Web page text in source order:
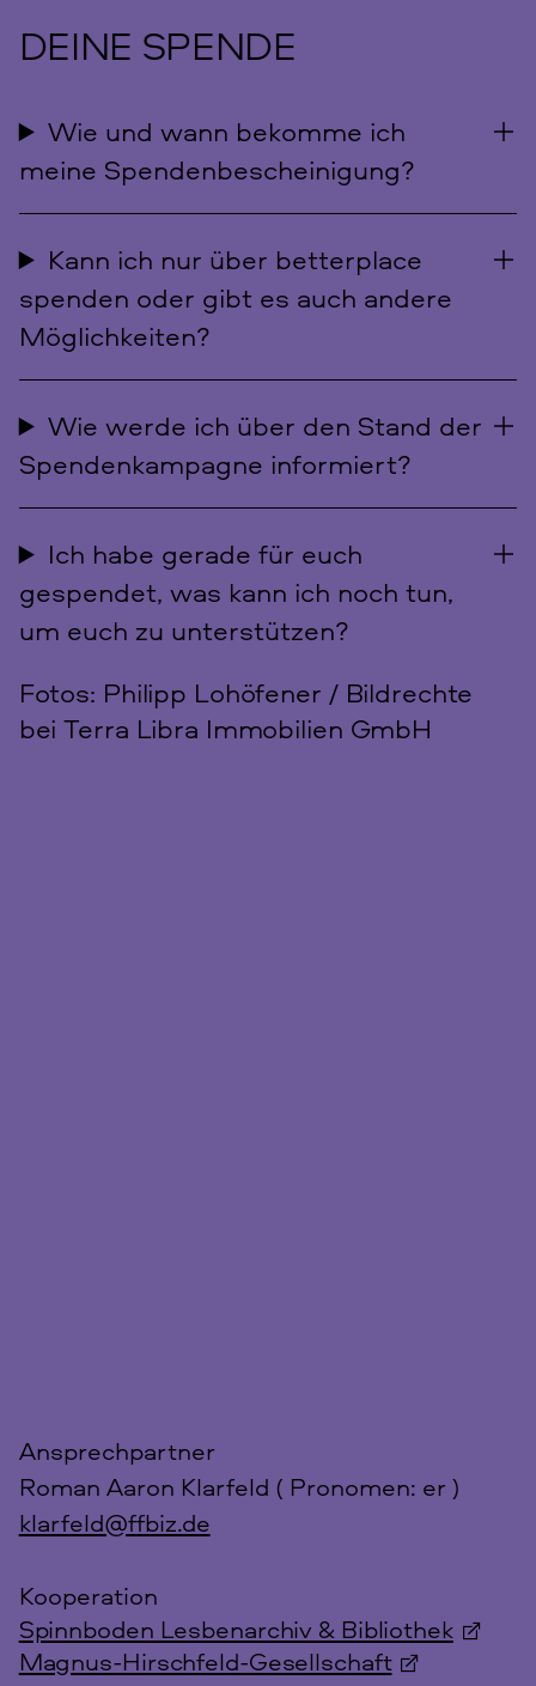
DEINE SPENDE
Wie und wann bekomme ich
meine Spendenbescheinigung?
Kann ich nur über betterplace
spenden oder gibt es auch andere
Möglichkeiten?
Wie werde ich über den Stand der
Spendenkampagne informiert?
Ich habe gerade für euch
gespendet, was kann ich noch tun,
um euch zu unterstützen?
Fotos: Philipp Lohöfener / Bildrechte
bei Terra Libra Immobilien GmbH
Ansprechpartner
Roman Aaron Klarfeld ( Pronomen: er)
klarfeld@ffbiz.de
Kooperation
Spinnboden Lesbenarchiv & Bibliothek
Magnus-Hirschfeld-Gesellschaft